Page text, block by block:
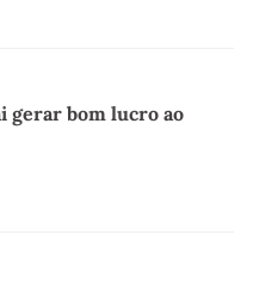
gerar bom lucro ao